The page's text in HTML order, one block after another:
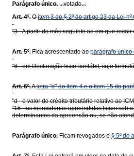
Parágrafo único. ...vetado...
Art. 4º. Oitem 3 do § 2º do artigo 23 da Lei
"3 - A partir do mês seguinte ao em que
Art. 5º. Fica acrescentado aoparágrafo único
"6 - em Declaração fisco-contábil, cujo
Art. 6º.Aletra "d" do item 4 e o item 15 do
"d - o valor do crédito tributário relativo ao
"15 - as mercadorias apreendidas ficam sob
determinantes da apreensão ou, se não
Parágrafo único. Ficam revogados o§ 5º do